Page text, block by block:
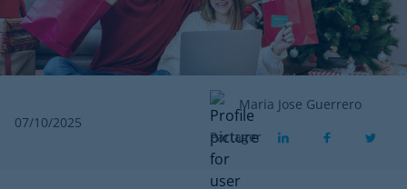
07/10/2025
Maria Jose Guerrero
Partager